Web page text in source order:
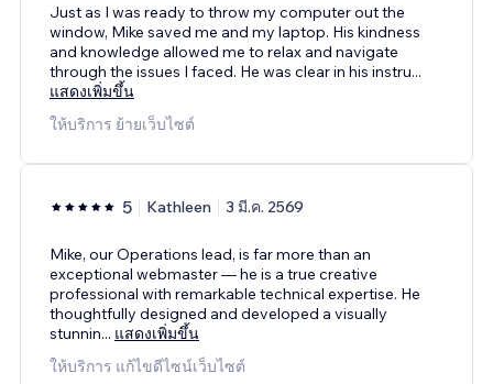
Just as I was ready to throw my computer out the
window, Mike saved me and my laptop. His kindness
and knowledge allowed me to relax and navigate
through the issues I faced. He was clear in his instru...
แสดงเพิ่มขึ้น
ให้บริการ ย้ายเว็บไซต์
5 Kathleen 3 มี.ค. 2569
Mike, our Operations lead, is far more than an
exceptional webmaster — he is a true creative
professional with remarkable technical expertise. He
thoughtfully designed and developed a visually
stunnin... แสดงเพิ่มขึ้น
ให้บริการ แก้ไขดีไซน์เว็บไซต์